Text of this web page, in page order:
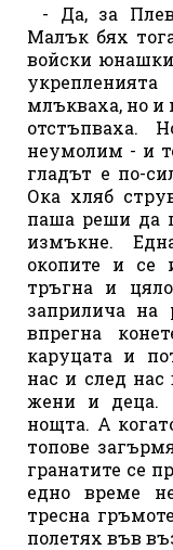
- Да, за
Малък бях
войски
млъкваха, но и
отстъпваха.
неумолим - и
гладът е по-
Ока хляб
паша реши да
измъкне.
окопите и се
тръгна и
заприлича на
впрегна
каруцата и
нас и след
жени и деца.
нощта. А
топове
гранатите се
едно време
тресна
полетях във